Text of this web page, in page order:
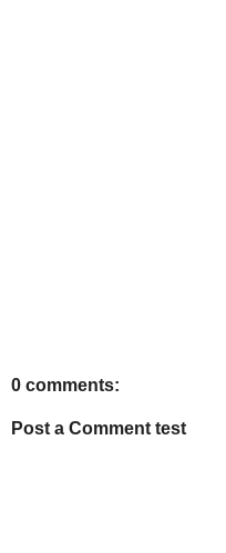
0 comments:
Post a Comment test